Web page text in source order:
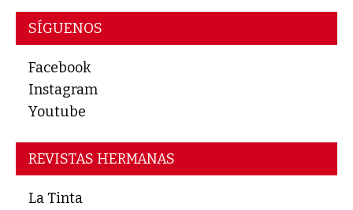
SÍGUENOS
Facebook
Instagram
Youtube
REVISTAS HERMANAS
La Tinta